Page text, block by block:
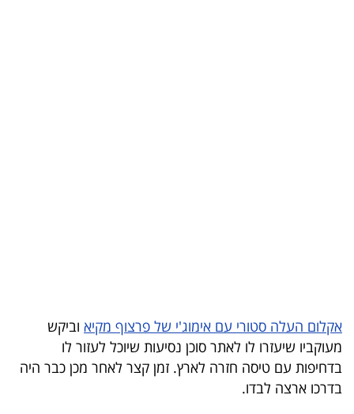
המילון
הכלכלי
פודקאסט
אקלום העלה סטורי עם אימוג'י של פרצוף מקיא וביקש
מעוקביו שיעזרו לו לאתר סוכן נסיעות שיוכל לעזור לו
בדחיפות עם טיסה חזרה לארץ. זמן קצר לאחר מכן כבר היה
בדרכו ארצה לבדו.